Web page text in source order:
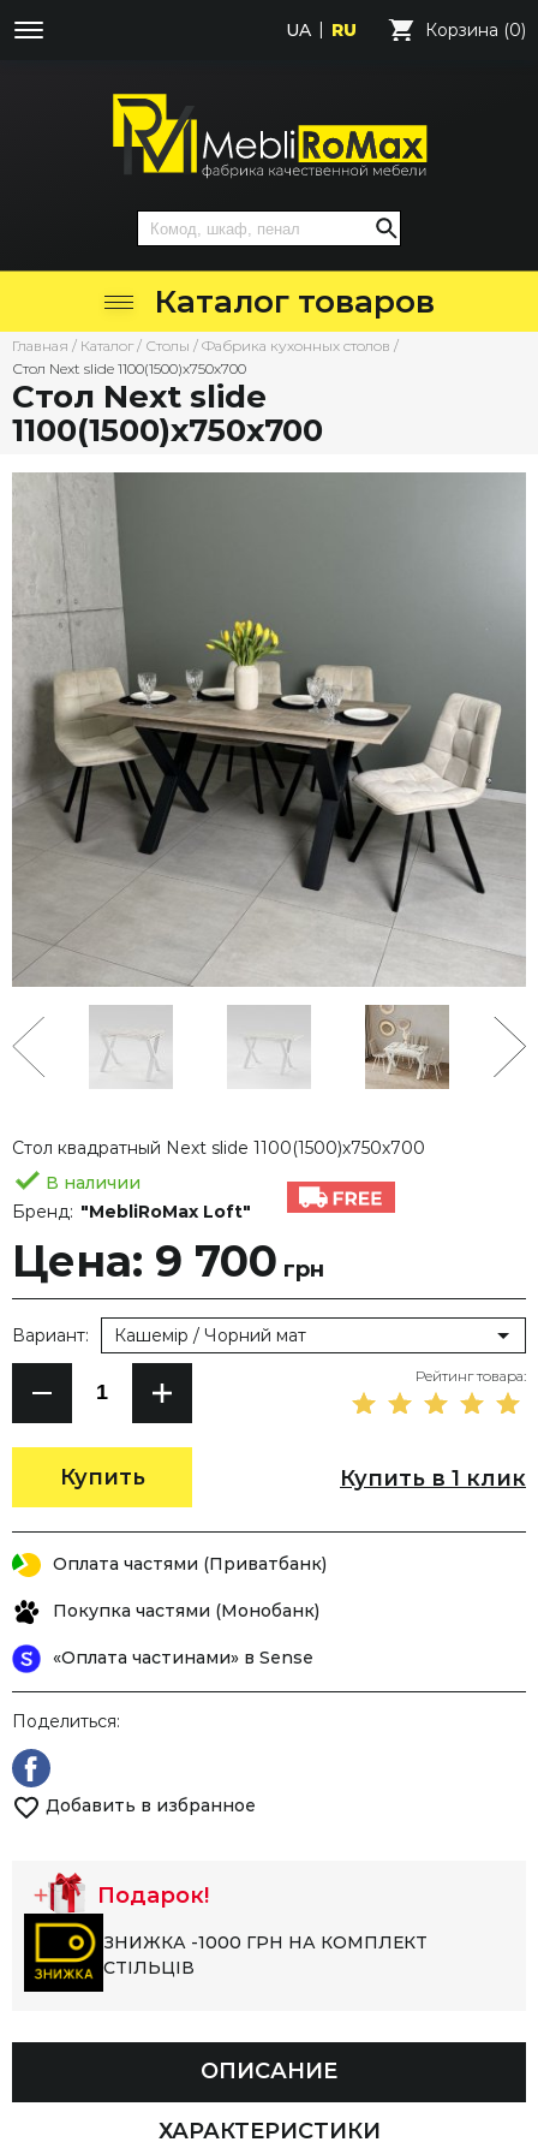
UA RU Корзина (0)
Каталог товаров
Главная / Каталог / Столы / Фабрика кухонных столов /
Стол Next slide 1100(1500)х750х700
Стол Next slide
1100(1500)х750х700
Стол квадратный Next slide 1100(1500)х750х700
В наличии
Бренд: "MebliRoMax Loft"
Цена: 9 700 грн
Купить
Вариант: Кашемір / Чорний мат
Рейтинг товара:
Купить в 1 клик
Оплата частями (Приватбанк)
Покупка частями (Монобанк)
«Оплата частинами» в Sense
Поделиться:
Добавить в избранное
Подарок!
ЗНИЖКА -1000 ГРН НА КОМПЛЕКТ
СТІЛЬЦІВ
ОПИСАНИЕ
ХАРАКТЕРИСТИКИ